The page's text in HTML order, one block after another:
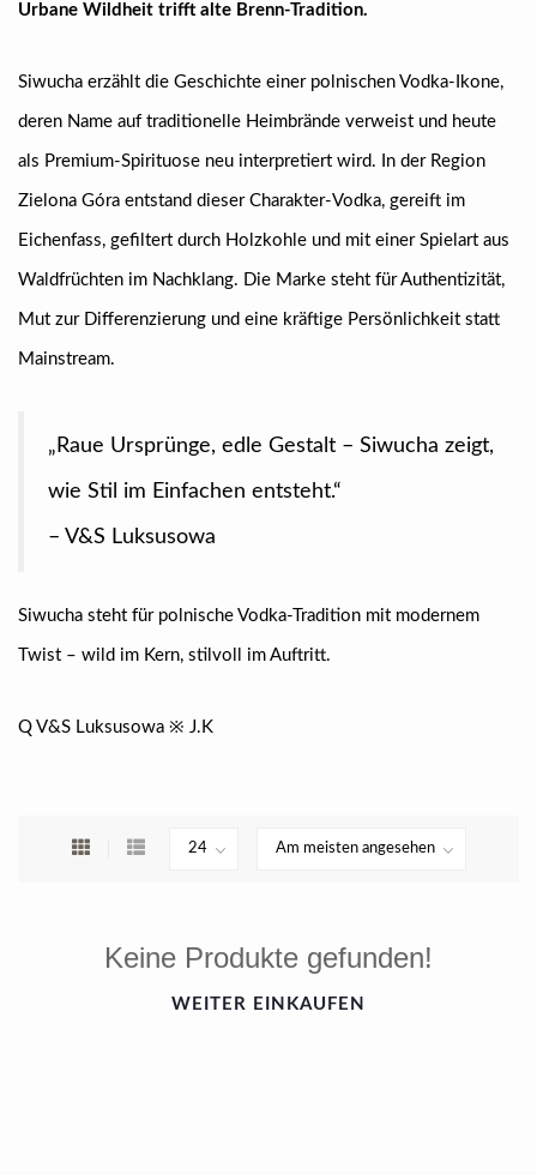
Urbane Wildheit trifft alte Brenn-Tradition.
Siwucha erzählt die Geschichte einer polnischen Vodka-Ikone,
deren Name auf traditionelle Heimbrände verweist und heute
als Premium-Spirituose neu interpretiert wird. In der Region
Zielona Góra entstand dieser Charakter-Vodka, gereift im
Eichenfass, gefiltert durch Holzkohle und mit einer Spielart aus
Waldfrüchten im Nachklang. Die Marke steht für Authentizität,
Mut zur Differenzierung und eine kräftige Persönlichkeit statt
Mainstream.
„Raue Ursprünge, edle Gestalt – Siwucha zeigt,
wie Stil im Einfachen entsteht.“
– V&S Luksusowa
Siwucha steht für polnische Vodka-Tradition mit modernem
Twist – wild im Kern, stilvoll im Auftritt.
Q V&S Luksusowa ※ J.K
Keine Produkte gefunden!
WEITER EINKAUFEN